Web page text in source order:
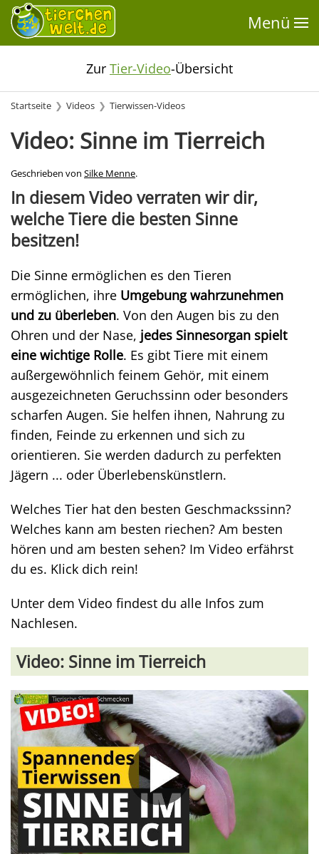
Menü
Zur Tier-Video-Übersicht
Startseite Videos Tierwissen-Videos
Video: Sinne im Tierreich
Geschrieben von Silke Menne.
In diesem Video verraten wir dir,
welche Tiere die besten Sinne
besitzen!
Die Sinne ermöglichen es den Tieren
ermöglichen, ihre Umgebung wahrzunehmen
und zu überleben. Von den Augen bis zu den
Ohren und der Nase, jedes Sinnesorgan spielt
eine wichtige Rolle. Es gibt Tiere mit einem
außergewöhnlich feinem Gehör, mit einem
ausgezeichneten Geruchssinn oder besonders
scharfen Augen. Sie helfen ihnen, Nahrung zu
finden, Feinde zu erkennen und sich zu
orientieren. Sie werden dadurch zu perfekten
Jägern ... oder Überlebenskünstlern.
Welches Tier hat den besten Geschmackssinn?
Welches kann am besten riechen? Am besten
hören und am besten sehen? Im Video erfährst
du es. Klick dich rein!
Unter dem Video findest du alle Infos zum
Nachlesen.
Video: Sinne im Tierreich